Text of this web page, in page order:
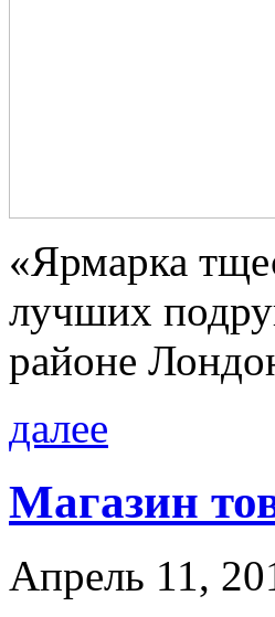
«Ярмарка
лучших
районе
далее
Магазин
Апрель 11,